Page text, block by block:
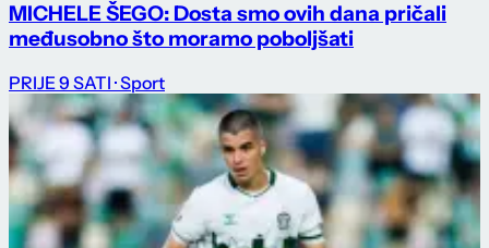
MICHELE ŠEGO: Dosta smo ovih dana pričali
međusobno što moramo poboljšati
PRIJE 9 SATI · Sport